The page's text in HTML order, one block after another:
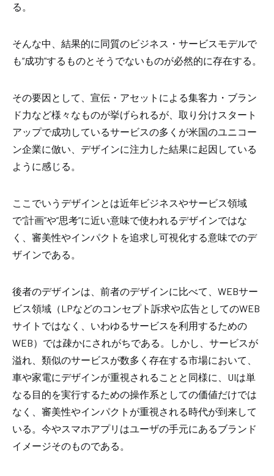
る。
そんな中、結果的に同質のビジネス・サービスモデルで
も“成功”するものとそうでないものが必然的に存在する。
その要因として、宣伝・アセットによる集客力・ブラン
ド力など様々なものが挙げられるが、取り分けスタート
アップで成功しているサービスの多くが米国のユニコー
ン企業に倣い、デザインに注力した結果に起因している
ように感じる。
ここでいうデザインとは近年ビジネスやサービス領域
で“計画”や”思考”に近い意味で使われるデザインではな
く、審美性やインパクトを追求し可視化する意味でのデ
ザインである。
後者のデザインは、前者のデザインに比べて、 WEBサー
ビス領域（LPなどのコンセプト訴求や広告としてのWEB
サイトではなく、いわゆるサービスを利用するための
WEB）では疎かにされがちである。しかし、サービスが
溢れ、類似のサービスが数多く存在する市場において、
車や家電にデザインが重視されることと同様に、 UIは単
なる目的を実行するための操作系としての価値だけでは
なく、審美性やインパクトが重視される時代が到来して
いる。今やスマホアプリはユーザの手元にあるブランド
イメージそのものである。